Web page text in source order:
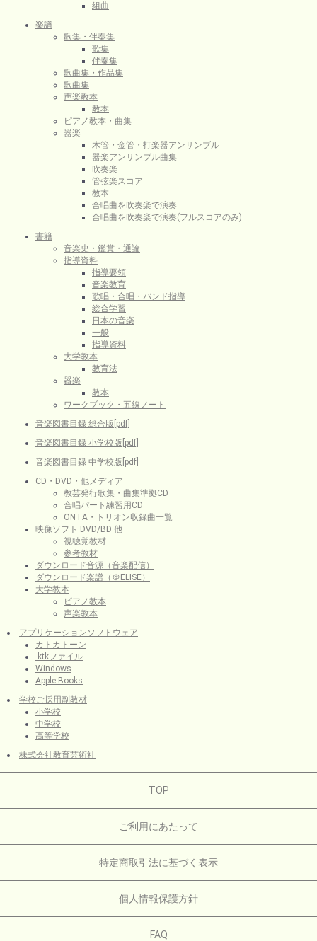
組曲
楽譜
歌集・伴奏集
歌集
伴奏集
歌曲集・作品集
歌曲集
声楽教本
教本
ピアノ教本・曲集
器楽
木管・金管・打楽器アンサンブル
器楽アンサンブル曲集
吹奏楽
管弦楽スコア
教本
合唱曲を吹奏楽で演奏
合唱曲を吹奏楽で演奏(フルスコアのみ)
書籍
音楽史・鑑賞・通論
指導資料
指導要領
音楽教育
歌唱・合唱・バンド指導
総合学習
日本の音楽
一般
指導資料
大学教本
教育法
器楽
教本
ワークブック・五線ノート
音楽図書目録 総合版[pdf]
音楽図書目録 小学校版[pdf]
音楽図書目録 中学校版[pdf]
CD・DVD・他メディア
教芸発行歌集・曲集準拠CD
合唱パート練習用CD
ONTA・トリオン収録曲一覧
映像ソフト DVD/BD 他
視聴覚教材
参考教材
ダウンロード音源（音楽配信）
ダウンロード楽譜（＠ELISE）
大学教本
ピアノ教本
声楽教本
アプリケーションソフトウェア
カトカトーン
.ktkファイル
Windows
Apple Books
学校ご採用副教材
小学校
中学校
高等学校
株式会社教育芸術社
TOP
ご利用にあたって
特定商取引法に基づく表示
個人情報保護方針
FAQ